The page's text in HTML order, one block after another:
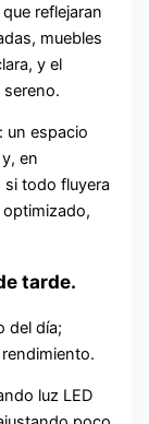
reflejaran
muebles
y el
un espacio
en
todo fluyera
tarde.
del día;
luz LED